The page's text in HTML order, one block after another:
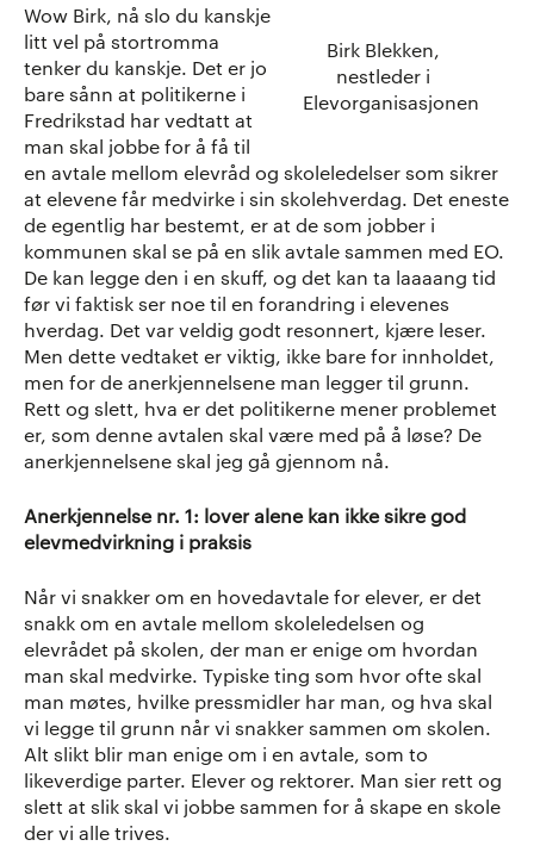
Birk Blekken,
nestleder i
Elevorganisasjonen
Wow Birk, nå slo du kanskje
litt vel på stortromma
tenker du kanskje. Det er jo
bare sånn at politikerne i
Fredrikstad har vedtatt at
man skal jobbe for å få til
en avtale mellom elevråd og skoleledelser som sikrer
at elevene får medvirke i sin skolehverdag. Det eneste
de egentlig har bestemt, er at de som jobber i
kommunen skal se på en slik avtale sammen med EO.
De kan legge den i en skuff, og det kan ta laaaang tid
før vi faktisk ser noe til en forandring i elevenes
hverdag. Det var veldig godt resonnert, kjære leser.
Men dette vedtaket er viktig, ikke bare for innholdet,
men for de anerkjennelsene man legger til grunn.
Rett og slett, hva er det politikerne mener problemet
er, som denne avtalen skal være med på å løse? De
anerkjennelsene skal jeg gå gjennom nå.
Anerkjennelse nr. 1: lover alene kan ikke sikre god
elevmedvirkning i praksis
Når vi snakker om en hovedavtale for elever, er det
snakk om en avtale mellom skoleledelsen og
elevrådet på skolen, der man er enige om hvordan
man skal medvirke. Typiske ting som hvor ofte skal
man møtes, hvilke pressmidler har man, og hva skal
vi legge til grunn når vi snakker sammen om skolen.
Alt slikt blir man enige om i en avtale, som to
likeverdige parter. Elever og rektorer. Man sier rett og
slett at slik skal vi jobbe sammen for å skape en skole
der vi alle trives.